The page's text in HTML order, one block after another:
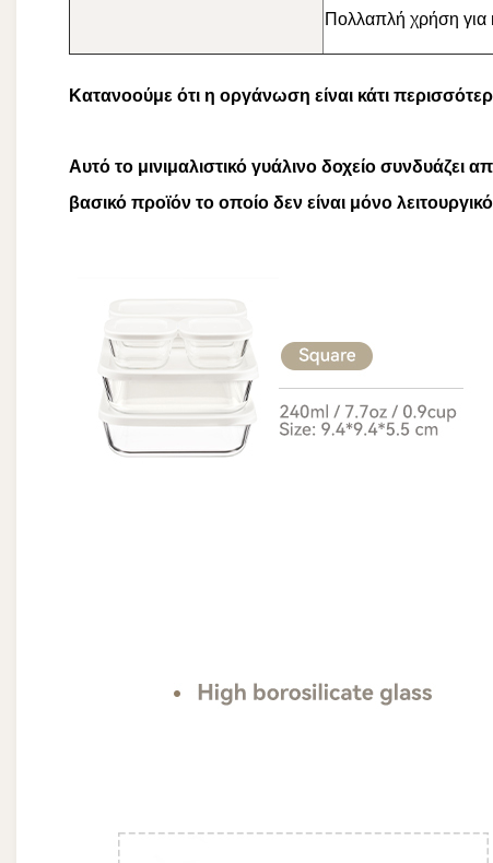
Πολλαπλή χρήση για
Κατανοούμε ότι η οργάνωση είναι κάτι
Αυτό το μινιμαλιστικό γυάλινο δοχείο
βασικό προϊόν το οποίο δεν είναι μόνο